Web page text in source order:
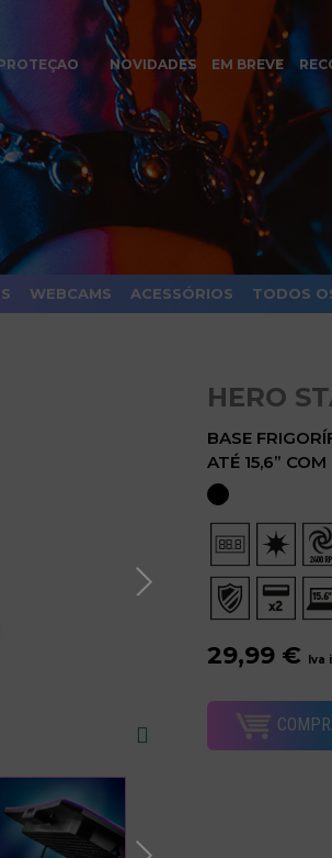
NOVIDADES EM BREVE
WEBCAMS ACESSÓRIOS TODOS
HERO
BASE
ATÉ 15,6”
29,99 € Iva